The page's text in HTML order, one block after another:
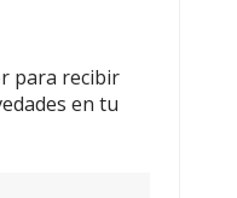
para recibir
en tu